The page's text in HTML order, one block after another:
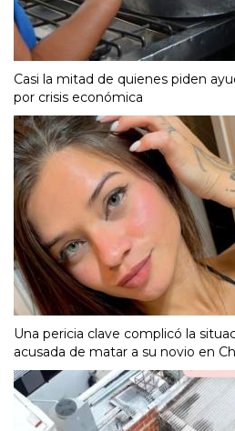
Casi la mitad de quienes piden
por crisis económica
Una pericia clave complicó la
acusada de matar a su novio en